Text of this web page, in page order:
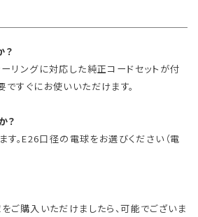
？
リングに対応した純正コードセットが付
すぐにお使いいただけます。
？
す。E26口径の電球をお選びください（電
ご購入いただけましたら、可能でございま